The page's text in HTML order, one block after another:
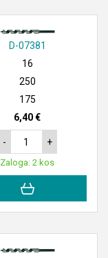
D-07381
16
250
175
6,40 €
- +
Zaloga: 2 kos